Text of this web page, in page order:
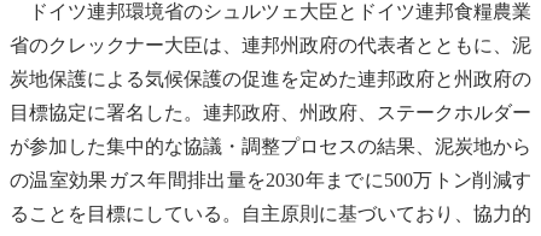
ドイツ連邦環境省のシュルツェ大臣とドイツ連邦食糧農業
省のクレックナー大臣は、連邦州政府の代表者とともに、泥
炭地保護による気候保護の促進を定めた連邦政府と州政府の
目標協定に署名した。連邦政府、州政府、ステークホルダー
が参加した集中的な協議・調整プロセスの結果、泥炭地から
の温室効果ガス年間排出量を2030年までに500万トン削減す
ることを目標にしている。自主原則に基づいており、協力的